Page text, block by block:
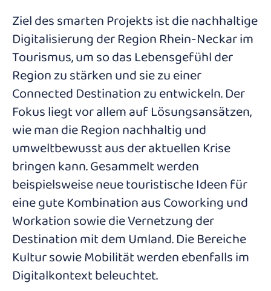
Ziel des smarten Projekts ist die nachhaltige
Digitalisierung der Region Rhein-Neckar im
Tourismus, um so das Lebensgefühl der
Region zu stärken und sie zu einer
Connected Destination zu entwickeln. Der
Fokus liegt vor allem auf Lösungsansätzen,
wie man die Region nachhaltig und
umweltbewusst aus der aktuellen Krise
bringen kann. Gesammelt werden
beispielsweise neue touristische Ideen für
eine gute Kombination aus Coworking und
Workation sowie die Vernetzung der
Destination mit dem Umland. Die Bereiche
Kultur sowie Mobilität werden ebenfalls im
Digitalkontext beleuchtet.